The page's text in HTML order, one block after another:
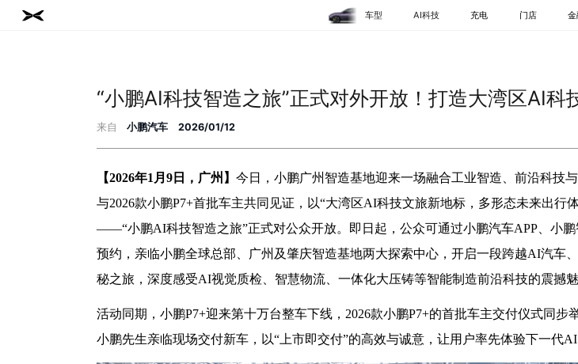
车型 AI科技 充电 门店 金
“小鹏AI科技智造之旅”正式对外开放！打造大湾区AI科
来自 小鹏汽车 2026/01/12
【2026年1月9日，广州】 今日，小鹏广州智造基地迎来一场融合工业智造、前沿科技
与2026款小鹏P7+首批车主共同见证，以“大湾区AI科技文旅新地标，多形态未来出行
——“小鹏AI科技智造之旅”正式对公众开放。即日起，公众可通过小鹏汽车APP、小
预约，亲临小鹏全球总部、广州及肇庆智造基地两大探索中心，开启一段跨越AI汽车
秘之旅，深度感受AI视觉质检、智慧物流、一体化大压铸等智能制造前沿科技的震撼魅
活动同期，小鹏P7+迎来第十万台整车下线，2026款小鹏P7+的首批车主交付仪式同步
小鹏先生亲临现场交付新车，以“上市即交付”的高效与诚意，让用户率先体验下一代AI